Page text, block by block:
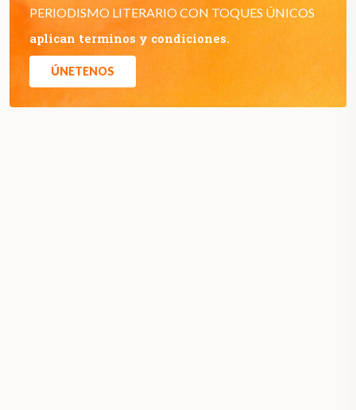
PERIODISMO LITERARIO CON TOQUES ÚNICOS
aplican terminos y condiciones.
ÚNETENOS